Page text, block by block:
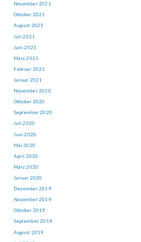
November 2021
Oktober 2021
August 2021
Juli 2021
Juni 2021
März 2021
Februar 2021
Januar 2021
November 2020
Oktober 2020
September 2020
Juli 2020
Juni 2020
Mai 2020
April 2020
März 2020
Januar 2020
Dezember 2019
November 2019
Oktober 2019
September 2019
August 2019